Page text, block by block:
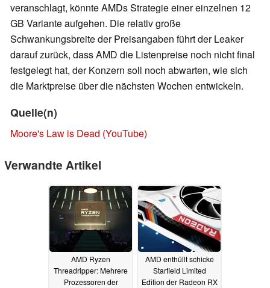
veranschlagt, könnte AMDs Strategie einer einzelnen 12
GB Variante aufgehen. Die relativ große
Schwankungsbreite der Preisangaben führt der Leaker
darauf zurück, dass AMD die Listenpreise noch nicht final
festgelegt hat, der Konzern soll noch abwarten, wie sich
die Marktpreise über die nächsten Wochen entwickeln.
Quelle(n)
Moore's Law is Dead (YouTube)
Verwandte Artikel
AMD Ryzen
Threadripper: Mehrere
Prozessoren der
AMD enthüllt schicke
Starfield Limited
Edition der Radeon RX